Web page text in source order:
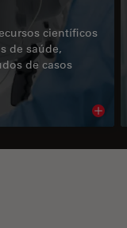
científicos
de saúde,
de casos